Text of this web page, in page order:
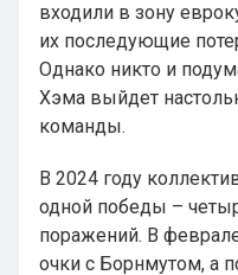
входили в зону
их последующие
Однако никто и
Хэма выйдет
команды.
В 2024 году
одной победы –
поражений. В
очки с Борнмутом, а